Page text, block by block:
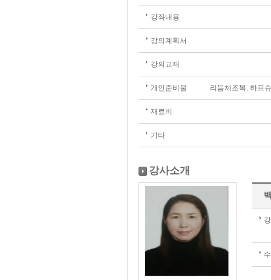
강좌내용
강의계획서
강의교재
개인준비물 리듬체조복, 하프
재료비
기타
강사소개